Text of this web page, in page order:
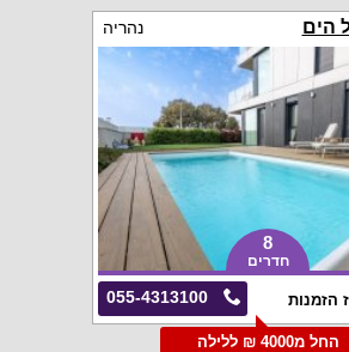
הים נהריה
8
חדרים
055-4313100 הזמנות
החל מ4000 ₪ ללילה